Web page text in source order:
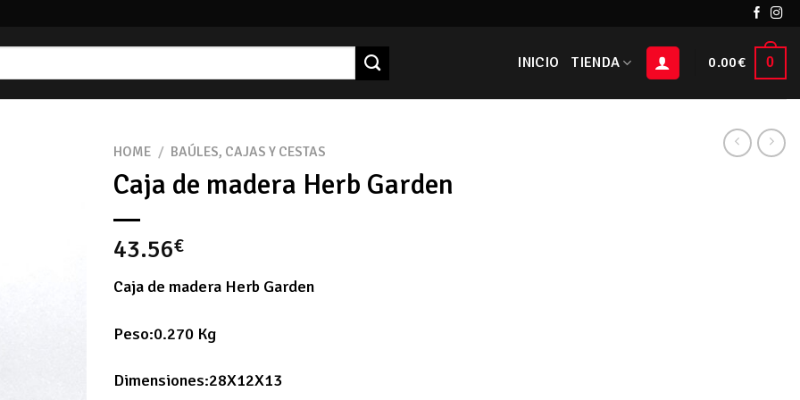
INICIO TIENDA 0.00€ 0
HOME / BAÚLES, CAJAS Y CESTAS
Caja de madera Herb Garden
43.56€
Caja de madera Herb Garden
Peso:0.270 Kg
Dimensiones:28X12X13